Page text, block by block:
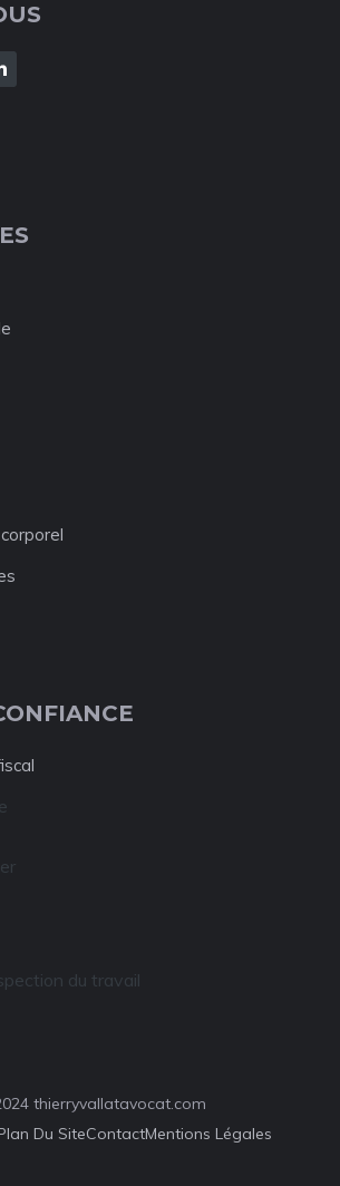
du travail
thierryvallatavocat.com
Du SiteContactMentions Légales